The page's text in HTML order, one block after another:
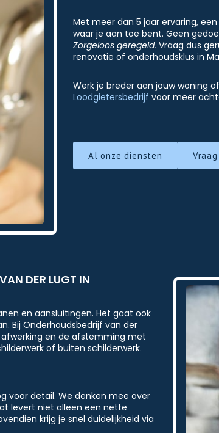
Met meer dan 5 jaar ervaring,
waar je aan toe bent. Geen
Zorgeloos geregeld. Vraag dus
renovatie of onderhoudsklus in
Werk je breder aan jouw woning
Loodgietersbedrijf voor meer
Al onze diensten
DER LUGT IN
en aansluitingen. Het gaat ook
Bij Onderhoudsbedrijf van der
afwerking en de afstemming met
of buiten schilderwerk.
voor detail. We denken mee over
levert niet alleen een nette
krijg je snel duidelijkheid via